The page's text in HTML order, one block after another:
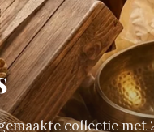
collectie met